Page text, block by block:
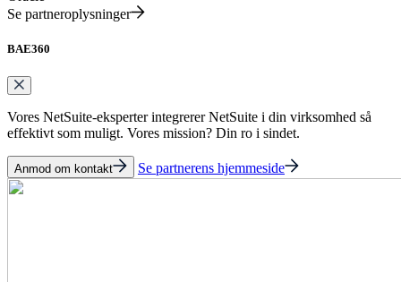
Se partneroplysninger
BAE360
Vores NetSuite-eksperter integrerer NetSuite i din virksomhed så
effektivt som muligt. Vores mission? Din ro i sindet.
Anmod om kontakt Se partnerens hjemmeside